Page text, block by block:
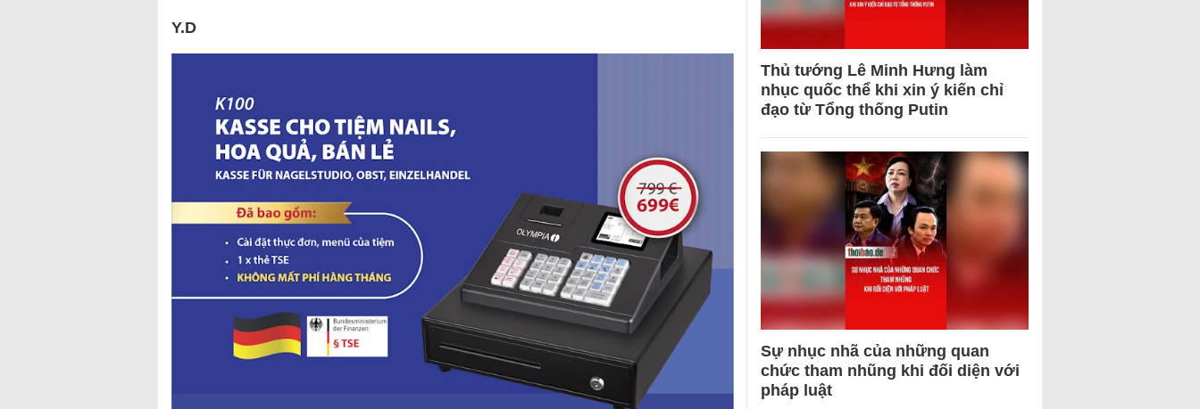
Y.D
Thủ tướng Lê Minh Hưng làm
nhục quốc thể khi xin ý kiến chỉ
đạo từ Tổng thống Putin
Sự nhục nhã của những quan
chức tham nhũng khi đối diện với
pháp luật